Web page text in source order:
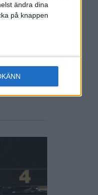
ändra dina
på knappen
känns
om